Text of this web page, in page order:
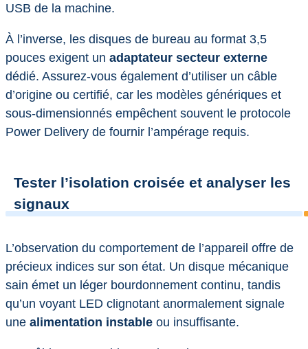
USB de la machine.
À l’inverse, les disques de bureau au format 3,5
pouces exigent un adaptateur secteur externe
dédié. Assurez-vous également d’utiliser un câble
d’origine ou certifié, car les modèles génériques et
sous-dimensionnés empêchent souvent le protocole
Power Delivery de fournir l’ampérage requis.
Tester l’isolation croisée et analyser les
signaux
L’observation du comportement de l’appareil offre de
précieux indices sur son état. Un disque mécanique
sain émet un léger bourdonnement continu, tandis
qu’un voyant LED clignotant anormalement signale
une alimentation instable ou insuffisante.